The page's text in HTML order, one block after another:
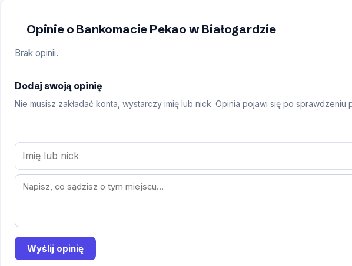
Opinie o Bankomacie Pekao w Białogardzie
Brak opinii.
Dodaj swoją opinię
Nie musisz zakładać konta, wystarczy imię lub nick. Opinia pojawi się po sprawdzeniu
Wyślij opinię